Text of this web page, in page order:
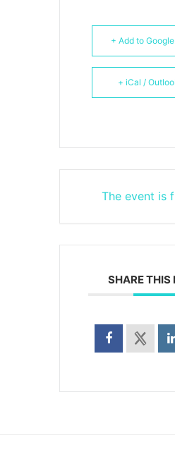
+ Add to
+ iCal /
The event is
SHARE THIS